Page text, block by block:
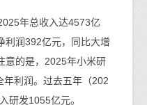
年总收入达4573亿
利润392亿元，同比大增
意的是，2025年小米研
年利润。过去五年（202
研发1055亿元。